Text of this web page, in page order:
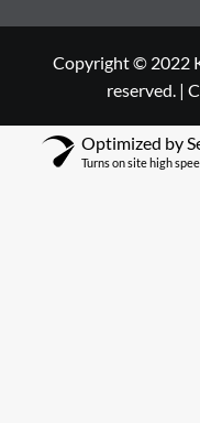
Copyright © 2022
reserved. |
Optimized by
Turns on site high